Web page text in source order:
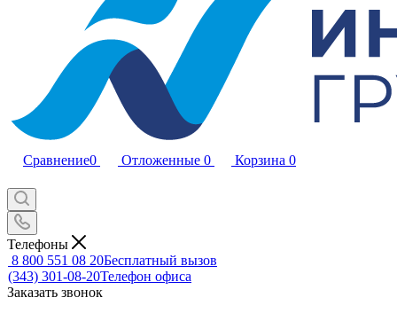
Сравнение0 Отложенные 0 Корзина 0
Телефоны
8 800 551 08 20Бесплатный вызов
(343) 301-08-20Телефон офиса
Заказать звонок